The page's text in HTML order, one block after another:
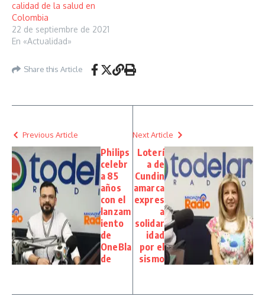
calidad de la salud en
Colombia
22 de septiembre de 2021
En «Actualidad»
Share this Article
Previous Article
Philips
celebr
a 85
años
con el
lanzam
iento
de
OneBla
de
Next Article
Loterí
a de
Cundin
amarca
expres
a
solidar
idad
por el
sismo